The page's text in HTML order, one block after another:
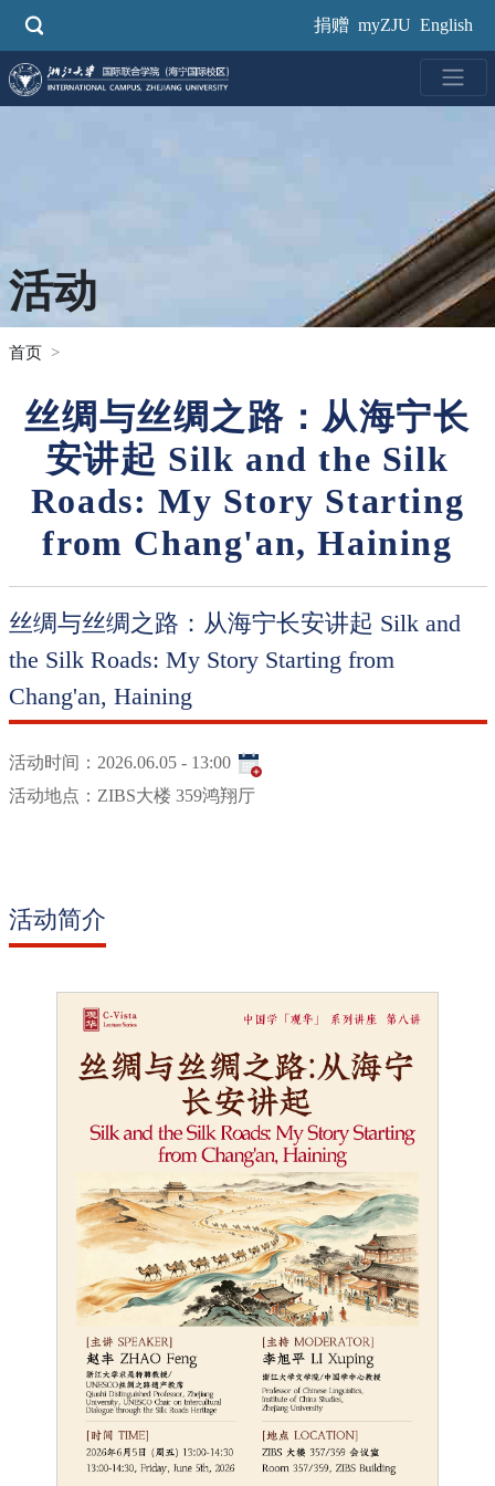
捐赠 myZJU English
活动
首页
丝绸与丝绸之路：从海宁长
安讲起 Silk and the Silk
Roads: My Story Starting
from Chang'an, Haining
丝绸与丝绸之路：从海宁长安讲起 Silk and
the Silk Roads: My Story Starting from
Chang'an, Haining
活动时间： 2026.06.05 - 13:00
活动地点： ZIBS大楼 359鸿翔厅
活动简介